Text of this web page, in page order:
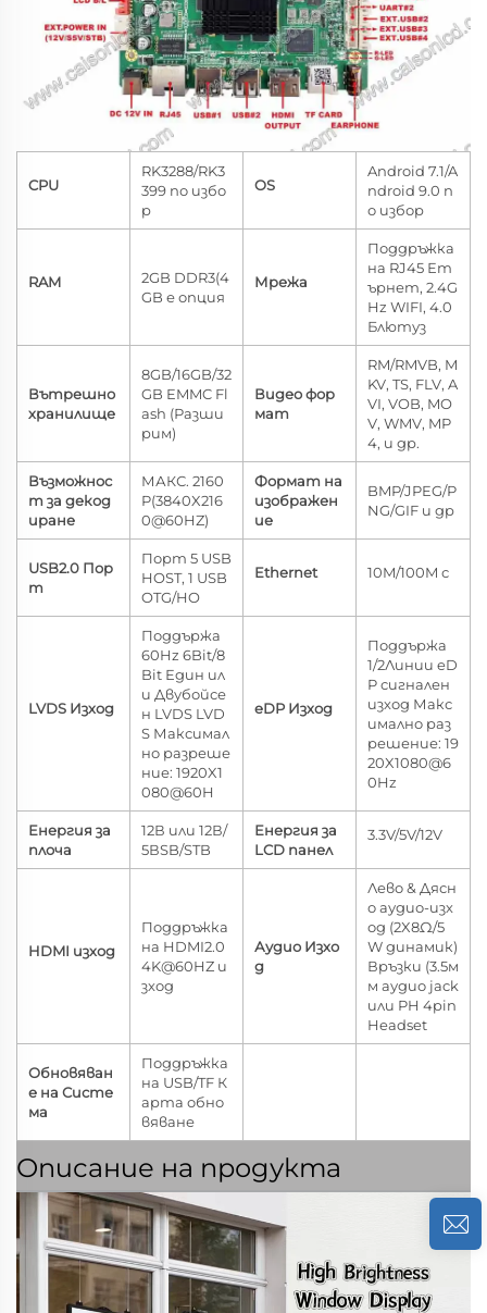
CPU
RK3288/RK3
399 по избо
р
OS
Android 7.1/A
ndroid 9.0 п
о избор
RAM
2GB DDR3(4
GB е опция
Мрежа
Поддръжка
на RJ45 Ет
ърнет, 2.4G
Hz WIFI, 4.0
Блютуз
Вътрешно
хранилище
8GB/16GB/32
GB EMMC Fl
ash (Разши
рим)
Видео фор
мат
RM/RMVB, M
KV, TS, FLV, A
VI, VOB, MO
V, WMV, MP
4, и др.
Възможнос
т за декод
иране
МАКС. 2160
P(3840X216
0@60HZ)
Формат на
изображен
ие
BMP/JPEG/P
NG/GIF и др
USB2.0 Пор
т
Порт 5 USB
HOST, 1 USB
OTG/HO
Ethernet 10M/100M с
LVDS Изход
Поддържа
60Hz 6Bit/8
Bit Един ил
и Двубойсе
н LVDS LVD
S Максимал
но разреше
ние: 1920X1
080@60H
eDP Изход
Поддържа
1/2Линии eD
P сигнален
изход Макс
имално раз
решение: 19
20X1080@6
0Hz
Енергия за
плоча
12В или 12В/
5ВSB/STB
Енергия за
LCD панел
3.3V/5V/12V
HDMI изход
Поддръжка
на HDMI2.0
4K@60HZ и
зход
Аудио Изхо
д
Лево & Дясн
о аудио-изх
од (2X8Ω/5
W динамик)
Връзки (3.5м
м аудио jack
или PH 4pin
Headset
Обновяван
е на Систе
ма
Поддръжка
на USB/TF К
арта обно
вяване
Описание на продукта